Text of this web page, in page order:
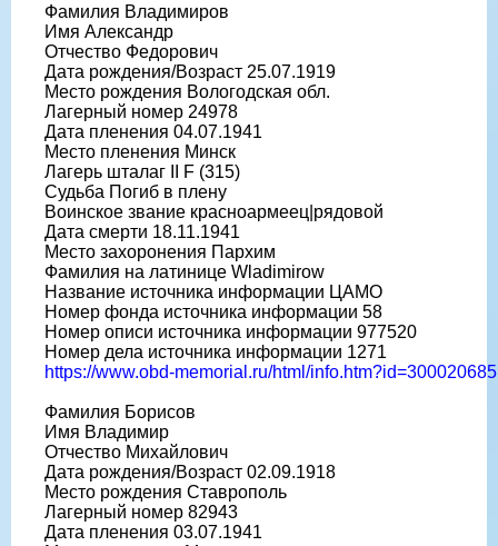
Фамилия Владимиров
Имя Александр
Отчество Федорович
Дата рождения/Возраст 25.07.1919
Место рождения Вологодская обл.
Лагерный номер 24978
Дата пленения 04.07.1941
Место пленения Минск
Лагерь шталаг II F (315)
Судьба Погиб в плену
Воинское звание красноармеец|рядовой
Дата смерти 18.11.1941
Место захоронения Пархим
Фамилия на латинице Wladimirow
Название источника информации ЦАМО
Номер фонда источника информации 58
Номер описи источника информации 977520
Номер дела источника информации 1271
https://www.obd-memorial.ru/html/info.htm?id=300020685
Фамилия Борисов
Имя Владимир
Отчество Михайлович
Дата рождения/Возраст 02.09.1918
Место рождения Ставрополь
Лагерный номер 82943
Дата пленения 03.07.1941